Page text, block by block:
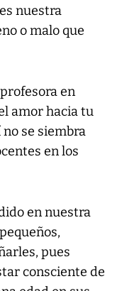
nuestra
o malo que
en
amor hacia tu
se siembra
en los
en nuestra
pues
consciente de